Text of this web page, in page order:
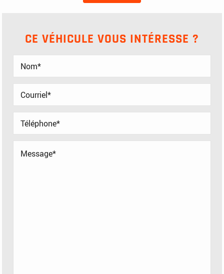
CE VÉHICULE VOUS INTÉRESSE ?